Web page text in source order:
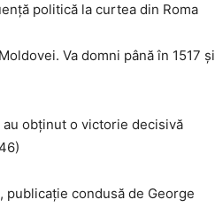
politică la curtea din Roma
Va domni până în 1517 și
obținut o victorie decisivă
publicație condusă de George